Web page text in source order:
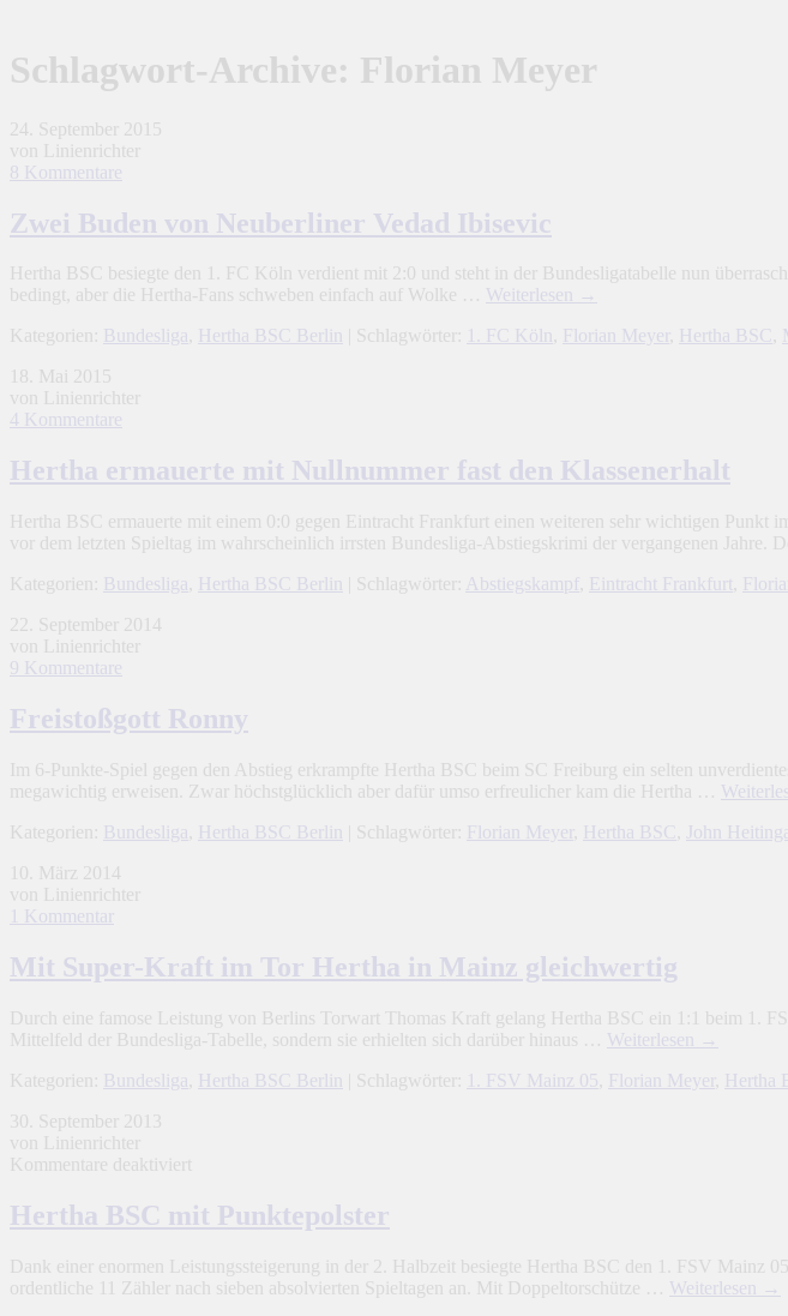
Schlagwort-Archive: Florian Meyer
24. September 2015
von Linienrichter
8 Kommentare
Zwei Buden von Neuberliner Vedad Ibisevic
Hertha BSC besiegte den 1. FC Köln verdient mit 2:0 und steht in der Bundesligatabelle nun
bedingt, aber die Hertha-Fans schweben einfach auf Wolke … Weiterlesen →
Kategorien:
Bundesliga, Hertha BSC Berlin | Schlagwörter: 1. FC Köln, Florian Meyer , Hertha BSC ,
18. Mai 2015
von Linienrichter
4 Kommentare
Hertha ermauerte mit Nullnummer fast den Klassenerhalt
Hertha BSC ermauerte mit einem 0:0 gegen Eintracht Frankfurt einen weiteren sehr wichtigen Punkt
vor dem letzten Spieltag im wahrscheinlich irrsten Bundesliga-Abstiegskrimi der vergangenen Jahre.
Kategorien:
Bundesliga Hertha BSC Berlin | Schlagwörter: Abstiegskampf Eintracht Frankfurt
22. September 2014
von Linienrichter
9 Kommentare
Freistoßgott Ronny
Im 6-Punkte-Spiel gegen den Abstieg erkrampfte Hertha BSC beim SC Freiburg ein selten
megawichtig erweisen. Zwar höchstglücklich aber dafür umso erfreulicher kam die Hertha …
Kategorien:
Bundesliga Hertha BSC Berlin | Schlagwörter: Florian Meyer Hertha BSC John
10. März 2014
von Linienrichter
1 Kommentar
Mit Super-Kraft im Tor Hertha in Mainz gleichwertig
Durch eine famose Leistung von Berlins Torwart Thomas Kraft gelang Hertha BSC ein 1:1 beim 1.
Mittelfeld der Bundesliga-Tabelle, sondern sie erhielten sich darüber hinaus … Weiterlesen
→
Kategorien:
Bundesliga Hertha BSC Berlin | Schlagwörter: 1. FSV Mainz 05 Florian Meyer Hertha
30. September 2013
von Linienrichter
Kommentare deaktiviert
BSC
mit
Hertha BSC mit Punktepolster
Dank einer enormen Leistungssteigerung in der 2. Halbzeit besiegte Hertha BSC den 1. FSV
ordentliche 11 Zähler nach sieben absolvierten Spieltagen an. Mit Doppeltorschütze … Weiterlesen
→